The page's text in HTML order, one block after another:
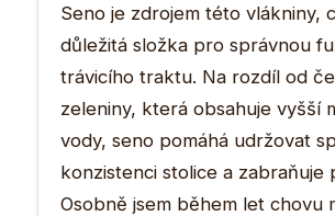
Seno je zdrojem této vlákniny,
důležitá složka pro správnou
trávicího traktu. Na rozdíl od
zeleniny, která obsahuje vyšší
vody, seno pomáhá udržovat
konzistenci stolice a zabraňuje
Osobně jsem během let chovu